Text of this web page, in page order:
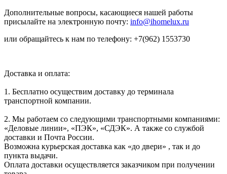
Дополнительные вопросы, касающиеся нашей работы
присылайте на электронную почту: info@ihomelux.ru
или обращайтесь к нам по телефону: +7(962) 1553730
Доставка и оплата:
1. Бесплатно осуществим доставку до терминала
транспортной компании.
2. Мы работаем со следующими транспортными компаниями:
«Деловые линии», «ПЭК», «СДЭК». А также со службой
доставки и Почта России.
Возможна курьерская доставка как «до двери» , так и до
пункта выдачи.
Оплата доставки осуществляется заказчиком при получении